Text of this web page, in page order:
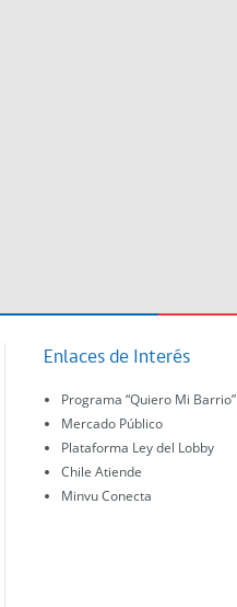
Enlaces de Interés
Programa “Quiero Mi Barrio”
Mercado Público
Plataforma Ley del Lobby
Chile Atiende
Minvu Conecta